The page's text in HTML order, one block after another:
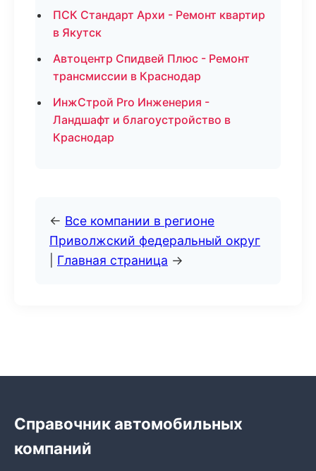
ПСК Стандарт Архи - Ремонт квартир
в Якутск
Автоцентр Спидвей Плюс - Ремонт
трансмиссии в Краснодар
ИнжСтрой Pro Инженерия -
Ландшафт и благоустройство в
Краснодар
← Все компании в регионе
Приволжский федеральный округ
Главная страница →
Справочник автомобильных
компаний